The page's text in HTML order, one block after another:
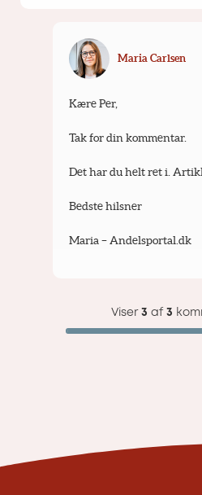
Maria Carlsen
Kære Per,
Tak for din kommentar.
Det har du helt ret i.
Bedste hilsner
Maria – Andelsportal.dk
Viser 3 af 3